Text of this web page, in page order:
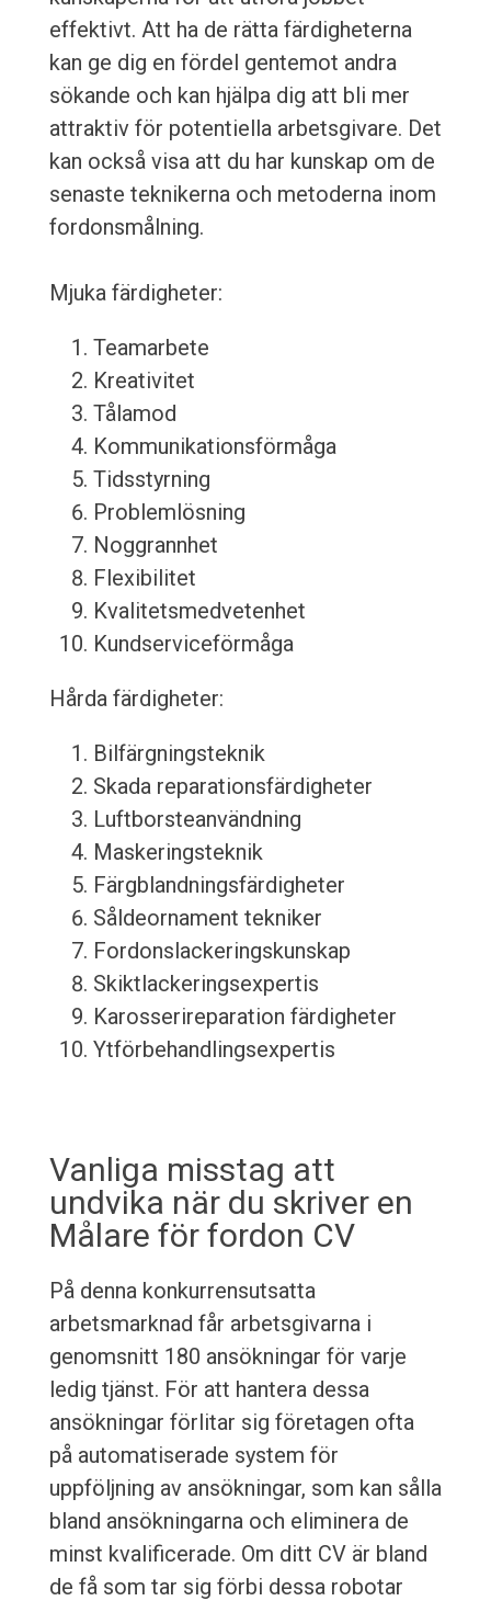
effektivt. Att ha de rätta färdigheterna
kan ge dig en fördel gentemot andra
sökande och kan hjälpa dig att bli mer
attraktiv för potentiella arbetsgivare. Det
kan också visa att du har kunskap om de
senaste teknikerna och metoderna inom
fordonsmålning.
Mjuka färdigheter:
Teamarbete
Kreativitet
Tålamod
Kommunikationsförmåga
Tidsstyrning
Problemlösning
Noggrannhet
Flexibilitet
Kvalitetsmedvetenhet
Kundserviceförmåga
Hårda färdigheter:
Bilfärgningsteknik
Skada reparationsfärdigheter
Luftborsteanvändning
Maskeringsteknik
Färgblandningsfärdigheter
Såldeornament tekniker
Fordonslackeringskunskap
Skiktlackeringsexpertis
Karosserireparation färdigheter
Ytförbehandlingsexpertis
Vanliga misstag att
undvika när du skriver en
Målare för fordon CV
På denna konkurrensutsatta
arbetsmarknad får arbetsgivarna i
genomsnitt 180 ansökningar för varje
ledig tjänst. För att hantera dessa
ansökningar förlitar sig företagen ofta
på automatiserade system för
uppföljning av ansökningar, som kan sålla
bland ansökningarna och eliminera de
minst kvalificerade. Om ditt CV är bland
de få som tar sig förbi dessa robotar